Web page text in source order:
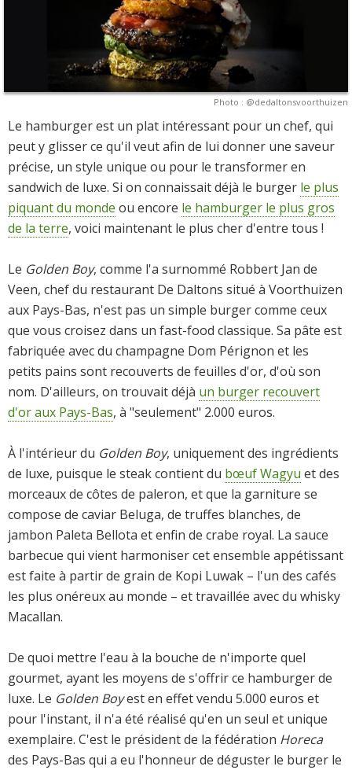
Photo : @dedaltonsvoorthuizen
Le hamburger est un plat intéressant pour un chef, qui
peut y glisser ce qu'il veut afin de lui donner une saveur
précise, un style unique ou pour le transformer en
sandwich de luxe. Si on connaissait déjà le burger le plus
piquant du monde ou encore le hamburger le plus gros
de la terre, voici maintenant le plus cher d'entre tous !
Le Golden Boy, comme l'a surnommé Robbert Jan de
Veen, chef du restaurant De Daltons situé à Voorthuizen
aux Pays-Bas, n'est pas un simple burger comme ceux
que vous croisez dans un fast-food classique. Sa pâte est
fabriquée avec du champagne Dom Pérignon et les
petits pains sont recouverts de feuilles d'or, d'où son
nom. D'ailleurs, on trouvait déjà un burger recouvert
d'or aux Pays-Bas, à "seulement" 2.000 euros.
À l'intérieur du Golden Boy, uniquement des ingrédients
de luxe, puisque le steak contient du bœuf Wagyu et des
morceaux de côtes de paleron, et que la garniture se
compose de caviar Beluga, de truffes blanches, de
jambon Paleta Bellota et enfin de crabe royal. La sauce
barbecue qui vient harmoniser cet ensemble appétissant
est faite à partir de grain de Kopi Luwak – l'un des cafés
les plus onéreux au monde – et travaillée avec du whisky
Macallan.
De quoi mettre l'eau à la bouche de n'importe quel
gourmet, ayant les moyens de s'offrir ce hamburger de
luxe. Le Golden Boyest en effet vendu 5.000 euros et
pour l'instant, il n'a été réalisé qu'en un seul et unique
exemplaire. C'est le président de la fédération Horeca
des Pays-Bas qui a eu l'honneur de déguster le burger le